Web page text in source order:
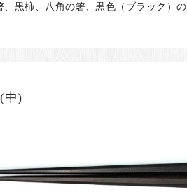
黒柿、八角の箸、黒色（ブラック）
)